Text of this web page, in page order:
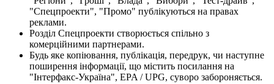
"Спецпроекти", "Промо" публікуються на правах
реклами.
Розділ Спецпроекти створюється спільно з
комерційними партнерами.
Будь яке копіювання, публікація, передрук, чи наступне
поширення інформації, що містить посилання на
"Інтерфакс-Україна", EPA / UPG, суворо забороняється.